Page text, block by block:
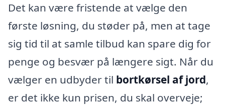
Det kan være fristende at vælge den
første løsning, du støder på, men at tage
sig tid til at samle tilbud kan spare dig for
penge og besvær på længere sigt. Når du
vælger en udbyder til bortkørsel af jord,
er det ikke kun prisen, du skal overveje;